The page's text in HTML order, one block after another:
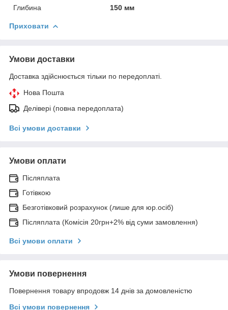
Глибина
150 мм
Приховати
Умови доставки
Доставка здійснюється тільки по передоплаті.
Нова Пошта
Делівері (повна передоплата)
Всі умови доставки
Умови оплати
Післяплата
Готівкою
Безготівковий розрахунок (лише для юр.осіб)
Післяплата (Комісія 20грн+2% від суми замовлення)
Всі умови оплати
Умови повернення
Повернення товару впродовж 14 днів за домовленістю
Всі умови повернення